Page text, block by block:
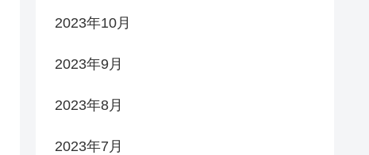
2023年10月
2023年9月
2023年8月
2023年7月